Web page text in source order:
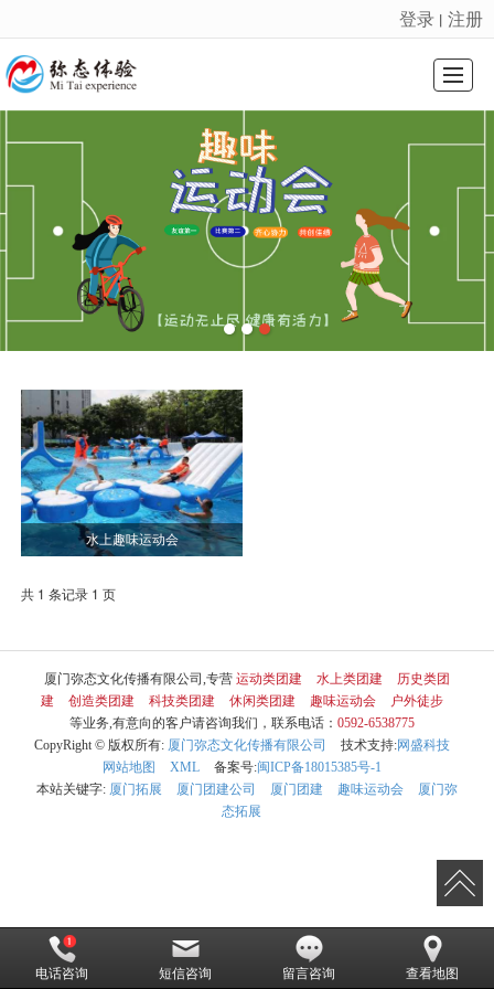
很遗憾，因您的浏览器版本过低导致无法获得最佳浏览体验，推荐下载安装谷歌浏览器！
登录 丨 注册
首页 基地介绍 关于我们 联系我们
水上趣味运动会
共 1 条记录 1 页
厦门弥态文化传播有限公司,专营 运动类团建 水上类团建
历史类团
建
创造类团建 科技类团建 休闲类团建 趣味运动会
户外徒步
等业务,有意向的客户请咨询我们，联系电话： 0592-6538775
CopyRight © 版权所有: 厦门弥态文化传播有限公司 技术支持:网盛科技
网站地图
XML 备案号:闽ICP备18015385号-1
本站关键字: 厦门拓展 厦门团建公司 厦门团建 趣味运动会
厦门弥
态拓展
电话咨询 短信咨询 留言咨询 查看地图